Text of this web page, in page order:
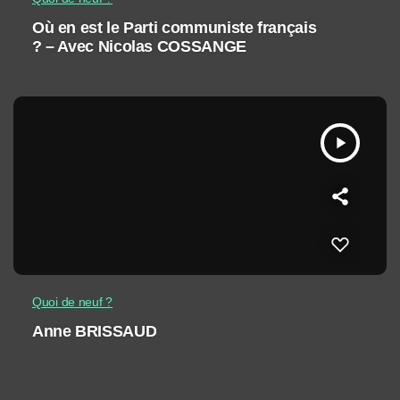
Où en est le Parti communiste français
? – Avec Nicolas COSSANGE
play_arrow
Quoi de neuf ?
Anne BRISSAUD